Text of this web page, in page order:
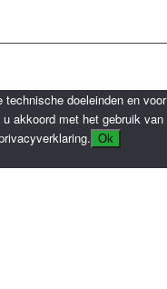
doeleinden en voor
akkoord met het gebruik van
Ok